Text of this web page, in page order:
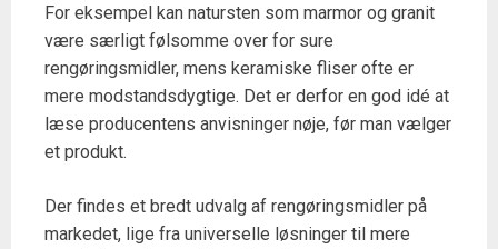
For eksempel kan natursten som marmor og granit
være særligt følsomme over for sure
rengøringsmidler, mens keramiske fliser ofte er
mere modstandsdygtige. Det er derfor en god idé at
læse producentens anvisninger nøje, før man vælger
et produkt.
Der findes et bredt udvalg af rengøringsmidler på
markedet, lige fra universelle løsninger til mere